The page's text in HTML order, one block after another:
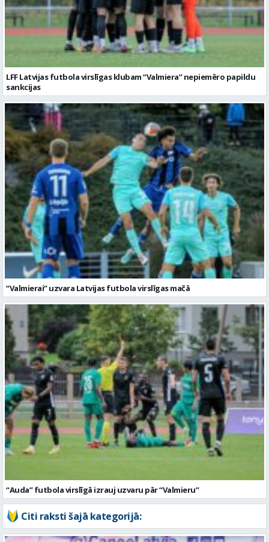
LFF Latvijas futbola virslīgas klubam “Valmiera” nepiemēro papildu
sankcijas
“Valmierai” uzvara Latvijas futbola virslīgas mačā
“Auda” futbola virslīgā izrauj uzvaru pār “Valmieru”
Citi raksti šajā kategorijā: